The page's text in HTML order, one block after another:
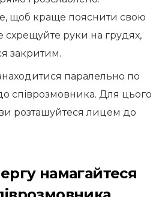
щоб краще пояснити свою
схрещуйте руки на грудях,
закритим.
паралельно по
співрозмовника. Для цього
розташуйтеся лицем до
намагайтеся